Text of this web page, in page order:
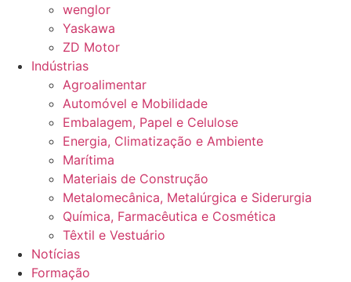
wenglor
Yaskawa
ZD Motor
Indústrias
Agroalimentar
Automóvel e Mobilidade
Embalagem, Papel e Celulose
Energia, Climatização e Ambiente
Marítima
Materiais de Construção
Metalomecânica, Metalúrgica e Siderurgia
Química, Farmacêutica e Cosmética
Têxtil e Vestuário
Notícias
Formação